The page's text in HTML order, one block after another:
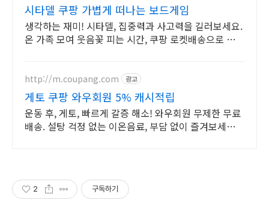
시타델 쿠팡 가볍게 떠나는 보드게임
생각하는 재미! 시타델, 집중력과 사고력을 길러보세요.
온 가족 모여 웃음꽃 피는 시간, 쿠팡 로켓배송으로 바로
http://m.coupang.com 광고
게토 쿠팡 와우회원 5% 캐시적립
운동 후, 게토, 빠르게 갈증 해소! 와우회원 무제한 무료
배송. 설탕 걱정 없는 이온음료, 부담 없이 즐겨보세요!
2 구독하기